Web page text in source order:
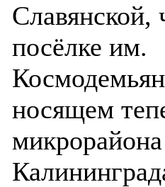
Славянской,
посёлке им.
носящем
микрорайона